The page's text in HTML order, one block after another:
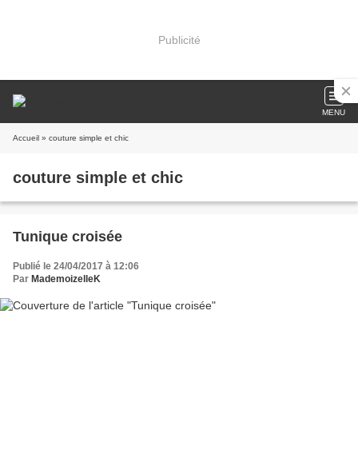
Publicité
MENU
Accueil » couture simple et chic
couture simple et chic
Tunique croisée
Publié le 24/04/2017 à 12:06
Par MademoizelleK